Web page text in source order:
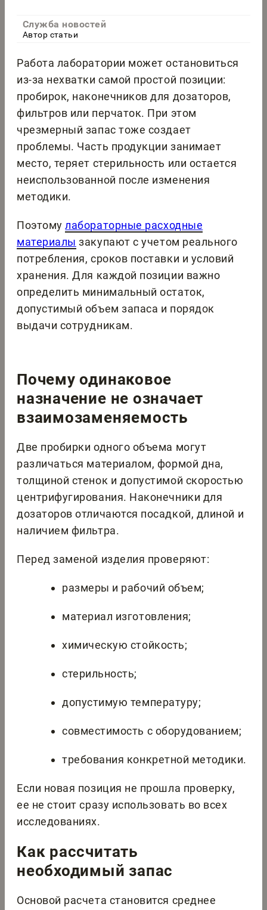
Служба новостей
Автор статьи
Работа лаборатории может остановиться
из-за нехватки самой простой позиции:
пробирок, наконечников для дозаторов,
фильтров или перчаток. При этом
чрезмерный запас тоже создает
проблемы. Часть продукции занимает
место, теряет стерильность или остается
неиспользованной после изменения
методики.
Поэтомулабораторные расходные
материалы закупают с учетом реального
потребления, сроков поставки и условий
хранения. Для каждой позиции важно
определить минимальный остаток,
допустимый объем запаса и порядок
выдачи сотрудникам.
Почему одинаковое
назначение не означает
взаимозаменяемость
Две пробирки одного объема могут
различаться материалом, формой дна,
толщиной стенок и допустимой скоростью
центрифугирования. Наконечники для
дозаторов отличаются посадкой, длиной и
наличием фильтра.
Перед заменой изделия проверяют:
размеры и рабочий объем;
материал изготовления;
химическую стойкость;
стерильность;
допустимую температуру;
совместимость с оборудованием;
требования конкретной методики.
Если новая позиция не прошла проверку,
ее не стоит сразу использовать во всех
исследованиях.
Как рассчитать
необходимый запас
Основой расчета становится среднее